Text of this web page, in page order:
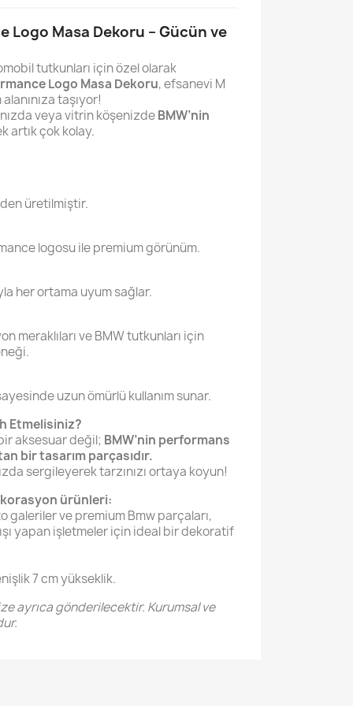
Logo Masa Dekoru – Gücün ve
tutkunları için özel olarak
Logo Masa Dekoru, efsanevi M
taşıyor!
veya vitrin köşenizdeBMW’nin
artık çok kolay.
üretilmiştir.
logosu ile premium görünüm.
her ortama uyum sağlar.
meraklıları ve BMW tutkunları için
uzun ömürlü kullanım sunar.
Etmelisiniz?
aksesuar değil; BMW’nin performans
bir tasarım parçasıdır.
sergileyerek tarzınızı ortaya koyun!
ürünleri:
galeriler ve premium Bmw parçaları,
yapan işletmeler için ideal bir dekoratif
7 cm yükseklik.
ayrıca gönderilecektir. Kurumsal ve